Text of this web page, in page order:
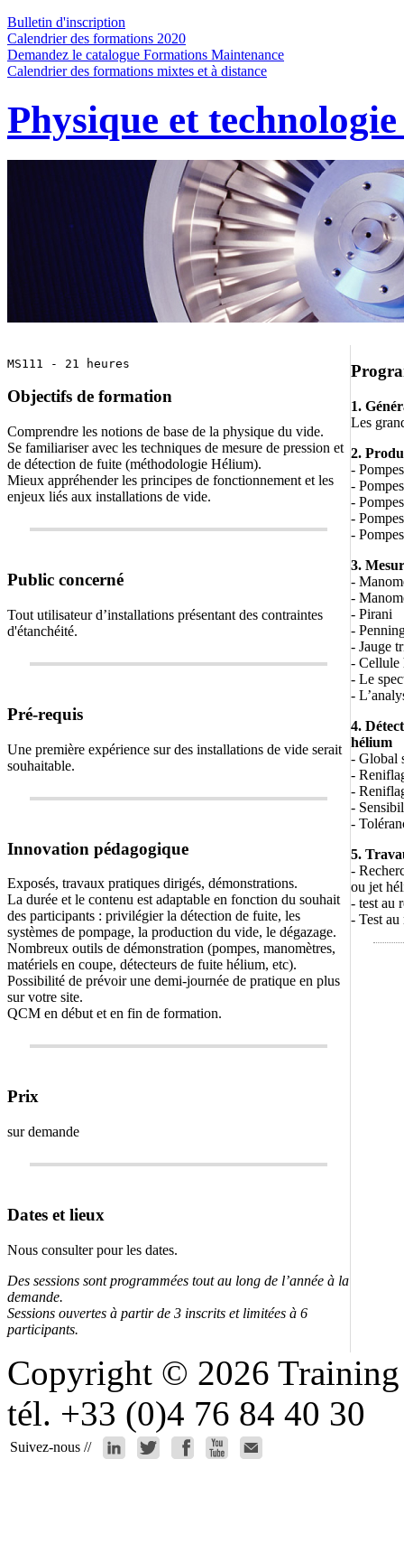
Bulletin d'inscription
Calendrier des formations 2020
Demandez le catalogue Formations Maintenance
Calendrier des formations mixtes et à distance
Physique et
MS111 - 21 heures
Objectifs de formation
Comprendre les notions de base de la physique du vide.
Se familiariser avec les techniques de mesure de pression et
de détection de fuite (méthodologie Hélium).
Mieux appréhender les principes de fonctionnement et les
enjeux liés aux installations de vide.
Public concerné
Tout utilisateur d’installations présentant des contraintes
d'étanchéité.
Pré-requis
Une première expérience sur des installations de vide serait
souhaitable.
Innovation pédagogique
Exposés, travaux pratiques dirigés, démonstrations.
La durée et le contenu est adaptable en fonction du souhait
des participants : privilégier la détection de fuite, les
systèmes de pompage, la production du vide, le dégazage.
Nombreux outils de démonstration (pompes, manomètres,
matériels en coupe, détecteurs de fuite hélium, etc).
Possibilité de prévoir une demi-journée de pratique en plus
sur votre site.
QCM en début et en fin de formation.
Prix
sur demande
Dates et lieux
Nous consulter pour les dates.
Des sessions sont programmées tout au long de l’année à la
demande.
Sessions ouvertes à partir de 3 inscrits et limitées à 6
participants.
1.
Les
2.
-
-
-
-
-
3.
-
-
- Pirani
-
- Jauge
- Cellule
- Le
-
4.
hélium
- Global
-
-
-
-
5.
-
ou jet
- test au
- Test
Copyright © 2026 Training
tél. +33 (0)4 76 84 40 30
Suivez-nous //